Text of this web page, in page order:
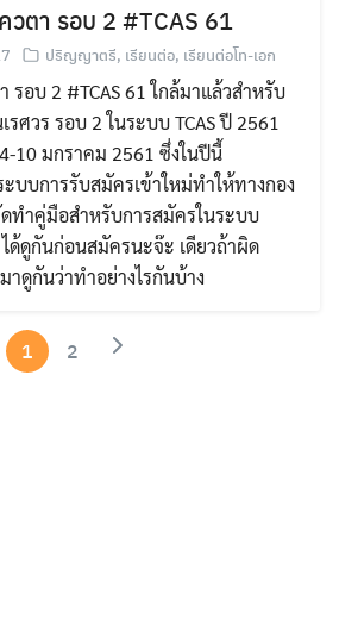
วตา รอบ 2 #TCAS 61
ปริญญาตรี, เรียนต่อ, เรียนต่อโท-เอก
รอบ 2 #TCAS 61 ใกล้มาแล้วสำหรับ
ศวร รอบ 2 ในระบบ TCAS ปี 2561
10 มกราคม 2561 ซึ่งในปีนี้
บบการรับสมัครเข้าใหม่ทำให้ทางกอง
ทำคู่มือสำหรับการสมัครในระบบ
ด้ดูกันก่อนสมัครนะจ๊ะ เดียวถ้าผิด
าดูกันว่าทำอย่างไรกันบ้าง
1 2